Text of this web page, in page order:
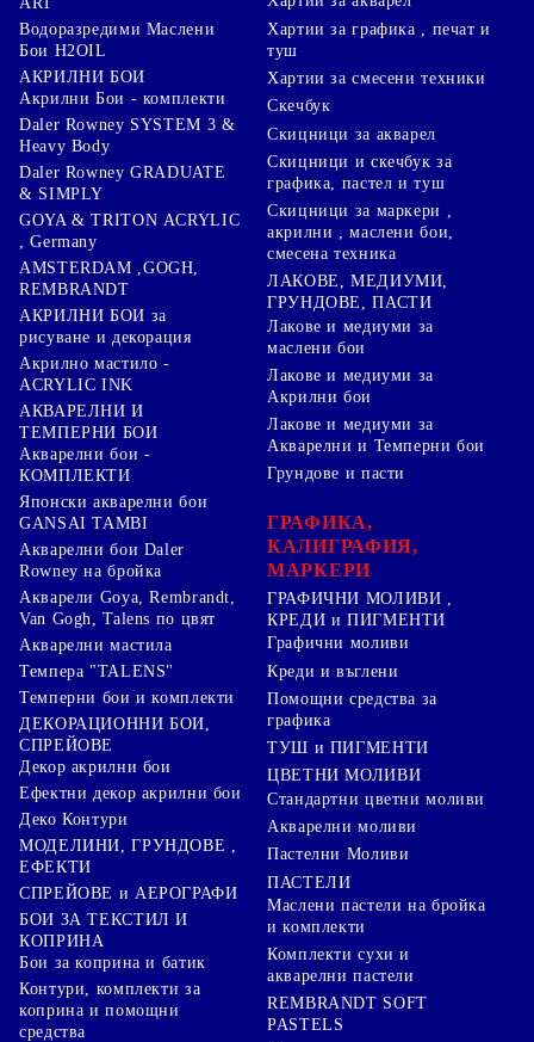
Водоразредими Маслени
Бои H2OIL
АКРИЛНИ БОИ
Акрилни Бои - комплекти
Daler Rowney SYSTEM 3 &
Heavy Body
Daler Rowney GRADUATE
& SIMPLY
GOYA & TRITON АCRYLIC
, Germany
AMSTERDAM ,GOGH,
REMBRANDT
АКРИЛНИ БОИ за
рисуване и декорация
Акрилно мастило -
ACRYLIC INK
АКВАРЕЛНИ И
ТЕМПЕРНИ БОИ
Акварелни бои -
КОМПЛЕКТИ
Японски акварелни бои
GANSAI TAMBI
Акварелни бои Daler
Rowney на бройка
Акварели Goya, Rembrandt,
Van Gogh, Talens по цвят
Акварелни мастила
Темпера "TALENS"
Темперни бои и комплекти
ДЕКОРАЦИОННИ БОИ,
СПРЕЙОВЕ
Декор акрилни бои
Ефектни декор акрилни бои
Деко Контури
МОДЕЛИНИ, ГРУНДОВЕ ,
ЕФЕКТИ
СПРЕЙОВЕ и АЕРОГРАФИ
БОИ ЗА ТЕКСТИЛ И
КОПРИНА
Бои за коприна и батик
Контури, комплекти за
коприна и помощни
средства
Хартии за графика , печат и
туш
Хартии за смесени техники
Скечбук
Скицници за акварел
Скицници и скечбук за
графика, пастел и туш
Скицници за маркери ,
акрилни , маслени бои,
смесена техника
ЛАКОВЕ, МЕДИУМИ,
ГРУНДОВЕ, ПАСТИ
Лакове и медиуми за
маслени бои
Лакове и медиуми за
Акрилни бои
Лакове и медиуми за
Акварелни и Темперни бои
Грундове и пасти
ГРАФИКА,
КАЛИГРАФИЯ,
МАРКЕРИ
ГРАФИЧНИ МОЛИВИ ,
КРЕДИ и ПИГМЕНТИ
Графични моливи
Креди и въглени
Помощни средства за
графика
ТУШ и ПИГМЕНТИ
ЦВЕТНИ МОЛИВИ
Стандартни цветни моливи
Акварелни моливи
Пастелни Моливи
ПАСТЕЛИ
Маслени пастели на бройка
и комплекти
Комплекти сухи и
акварелни пастели
REMBRANDT SOFT
PASTELS